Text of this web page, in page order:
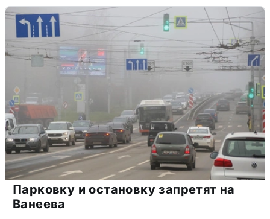
Парковку и остановку запретят на
Ванеева